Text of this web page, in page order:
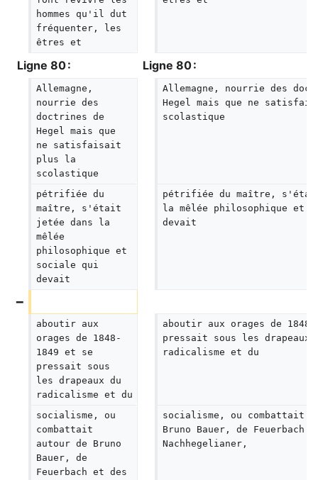
hommes qu'il dut
fréquenter, les
êtres et
Ligne 80 : Ligne 80 :
Allemagne,
nourrie des
doctrines de
Hegel mais que
ne satisfaisait
plus la
scolastique
Allemagne, nourrie des
Hegel mais que ne
scolastique
pétrifiée du
maître, s'était
jetée dans la
mêlée
philosophique et
sociale qui
devait
pétrifiée du maître,
la mêlée philosophique et
devait
aboutir aux
orages de 1848-
1849 et se
pressait sous
les drapeaux du
radicalisme et du
aboutir aux orages de
pressait sous les drapeaux
radicalisme et du
socialisme, ou
combattait
autour de Bruno
Bauer, de
Feuerbach et des
socialisme, ou combattait
Bruno Bauer, de Feuerbach
Nachhegelianer,